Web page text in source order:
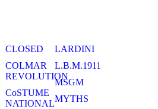
CLOSED
COLMAR
REVOLUTION
CoSTUME
NATIONAL
LARDINI
L.B.M.1911
MSGM
MYTHS